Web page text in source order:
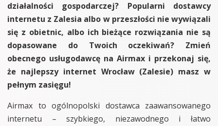
działalności gospodarczej? Popularni dostawcy
internetu z Zalesia albo w przeszłości nie wywiązali
się z obietnic, albo ich bieżące rozwiązania nie są
dopasowane do Twoich oczekiwań? Zmień
obecnego usługodawcę na Airmax i przekonaj się,
że najlepszy internet Wrocław (Zalesie) masz w
pełnym zasięgu!
Airmax to ogólnopolski dostawca zaawansowanego
internetu – szybkiego, niezawodnego i łatwo